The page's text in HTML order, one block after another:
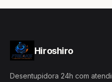
Hiroshiro
Desentupidora 24h com